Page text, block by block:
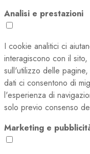
Analisi e prestazioni
I cookie analitici ci
interagiscono con il
sull'utilizzo delle
dati ci consentono di
l'esperienza di
solo previo consenso
Marketing e